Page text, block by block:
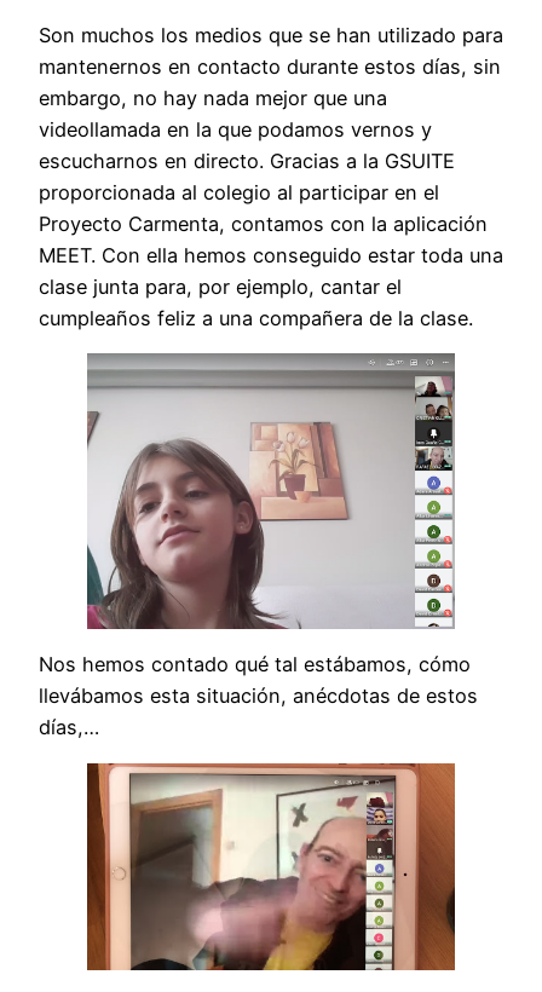
Son muchos los medios que se han utilizado para
mantenernos en contacto durante estos días, sin
embargo, no hay nada mejor que una
videollamada en la que podamos vernos y
escucharnos en directo. Gracias a la GSUITE
proporcionada al colegio al participar en el
Proyecto Carmenta, contamos con la aplicación
MEET. Con ella hemos conseguido estar toda una
clase junta para, por ejemplo, cantar el
cumpleaños feliz a una compañera de la clase.
Nos hemos contado qué tal estábamos, cómo
llevábamos esta situación, anécdotas de estos
días,…